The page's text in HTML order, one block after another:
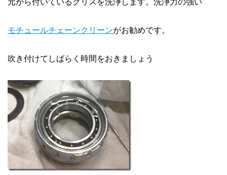
モチュールチェーンクリーンがお勧めです。
吹き付けてしばらく時間をおきましょう